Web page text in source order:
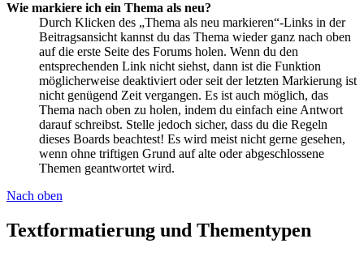
Wie markiere ich ein Thema als neu?
Durch Klicken des „Thema als neu markieren“-Links in der
Beitragsansicht kannst du das Thema wieder ganz nach oben
auf die erste Seite des Forums holen. Wenn du den
entsprechenden Link nicht siehst, dann ist die Funktion
möglicherweise deaktiviert oder seit der letzten Markierung ist
nicht genügend Zeit vergangen. Es ist auch möglich, das
Thema nach oben zu holen, indem du einfach eine Antwort
darauf schreibst. Stelle jedoch sicher, dass du die Regeln
dieses Boards beachtest! Es wird meist nicht gerne gesehen,
wenn ohne triftigen Grund auf alte oder abgeschlossene
Themen geantwortet wird.
Nach oben
Textformatierung und Thementypen